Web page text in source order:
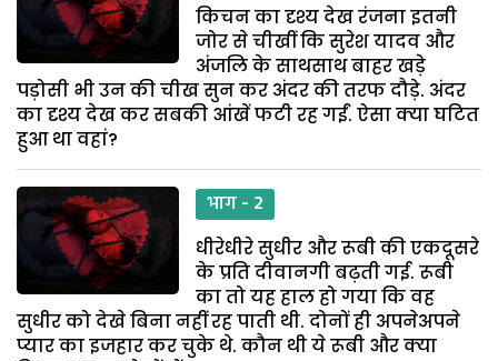
किचन का दृश्य देख रंजना इतनी
जोर से चीखीं कि सुरेश यादव और
अंजलि के साथसाथ बाहर खड़े
पड़ोसी भी उन की चीख सुन कर अंदर की तरफ दौड़े. अंदर
का दृश्य देख कर सबकी आंखें फटी रह गईं. ऐसा क्या घटित
हुआ था वहां?
भाग - 2
धीरेधीरे सुधीर और रूबी की एकदूसरे
के प्रति दीवानगी बढ़ती गई. रूबी
का तो यह हाल हो गया कि वह
सुधीर को देखे बिना नहीं रह पाती थी. दोनों ही अपनेअपने
प्यार का इजहार कर चुके थे. कौन थी ये रूबी और क्या